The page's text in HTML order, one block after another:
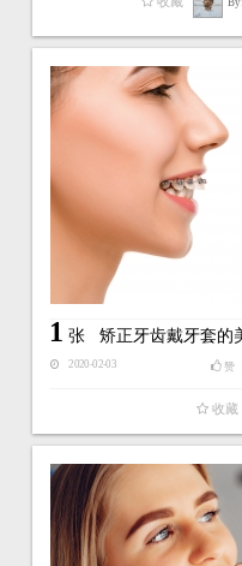
1 张 矫正牙齿戴牙套的
2020-02-03 赞
收藏